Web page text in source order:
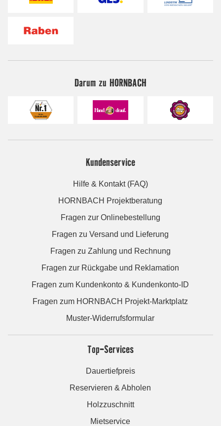
Darum zu HORNBACH
Kundenservice
Hilfe & Kontakt (FAQ)
HORNBACH Projektberatung
Fragen zur Onlinebestellung
Fragen zu Versand und Lieferung
Fragen zu Zahlung und Rechnung
Fragen zur Rückgabe und Reklamation
Fragen zum Kundenkonto & Kundenkonto-ID
Fragen zum HORNBACH Projekt-Marktplatz
Muster-Widerrufsformular
Top-Services
Dauertiefpreis
Reservieren & Abholen
Holzzuschnitt
Mietservice